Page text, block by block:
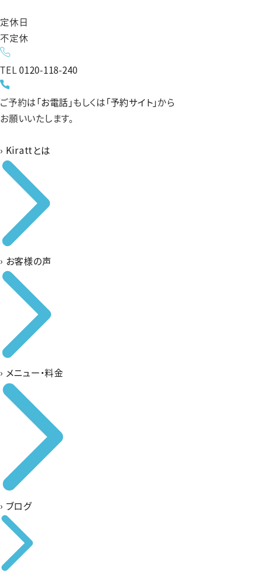
定休日
不定休
TEL0120-118-240
ご予約は「お電話」もしくは「予約サイト」から
お願いいたします。
› Kirattとは
› お客様の声
› メニュー・料金
› ブログ